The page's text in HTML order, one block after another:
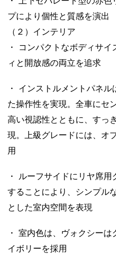
プにより個性と質感を演出
（２）インテリア
・ コンパクトなボディサ
ィと開放感の両立を追求
・ インストルメントパネ
た操作性を実現。全車にセ
高い視認性とともに、すっ
現。上級グレードには、オ
用
・ ルーフサイドにリヤ席
することにより、シンプル
とした室内空間を表現
・ 室内色は、ヴォクシー
イボリーを採用